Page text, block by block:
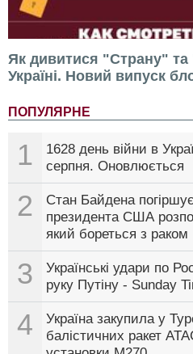
Як дивитися "Страну"
Україні. Новий випуск
ПОПУЛЯРНЕ
1
1628 день війни в
серпня. Оновлюється
2
Стан Байдена
президента США
який бореться з раком
3
Українські удари по
руку Путіну - Sunday
4
Україна закупила у
балістичних ракет